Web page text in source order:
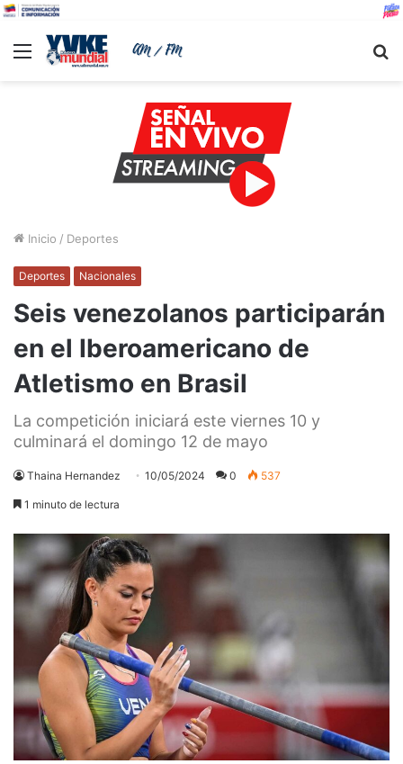
Menu
Inicio / Deportes
Deportes Nacionales
Seis venezolanos participarán
en el Iberoamericano de
Atletismo en Brasil
La competición iniciará este viernes 10 y
culminará el domingo 12 de mayo
Thaina Hernandez 10/05/2024 0 537
1 minuto de lectura